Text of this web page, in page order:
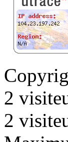
2
2